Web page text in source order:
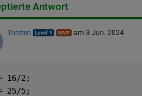
Antwort
Torsten am 3 Jun. 2024
16/2;
25/5;